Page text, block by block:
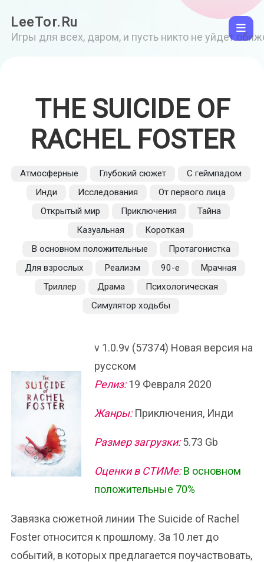
LeeTor.Ru
Игры для всех, даром, и пусть никто не уйдет
THE SUICIDE OF
RACHEL FOSTER
Атмосферные Глубокий сюжет
С геймпадом
Инди
Исследования
От первого лица
Открытый мир
Приключения
Тайна
Казуальная
Короткая
В основном положительные
Протагонистка
Для взрослых
Реализм 90-е
Мрачная
Триллер
Драма
Психологическая
Симулятор ходьбы
v 1.0.9v (57374) Новая версия на
русском
Релиз:19 Февраля 2020
Жанры:Приключения, Инди
Размер загрузки:5.73 Gb
Оценки в СТИМе: В основном
положительные 70%
Завязка сюжетной линии The Suicide of Rachel
Foster относится к прошлому. За 10 лет до
событий, в которых предлагается поучаствовать,